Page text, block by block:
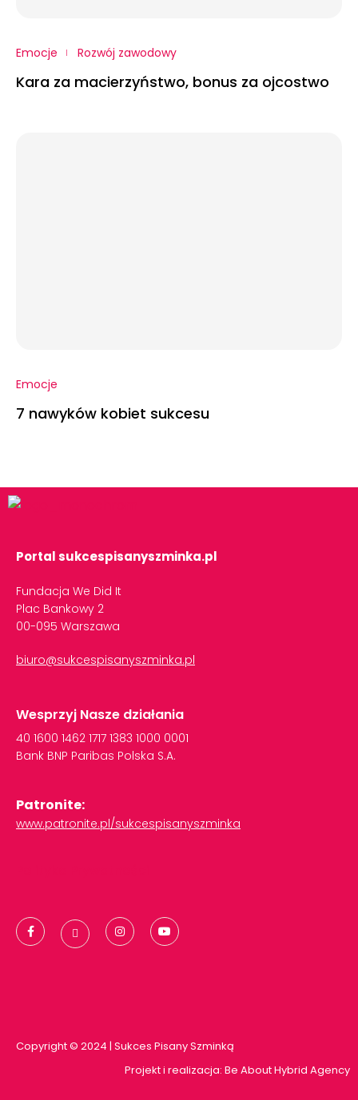
Emocje Rozwój zawodowy
Kara za macierzyństwo, bonus za ojcostwo
Emocje
7 nawyków kobiet sukcesu
Portal sukcespisanyszminka.pl
Fundacja We Did It
Plac Bankowy 2
00-095 Warszawa
biuro@sukcespisanyszminka.pl
Wesprzyj Nasze działania
40 1600 1462 1717 1383 1000 0001
Bank BNP Paribas Polska S.A.
Patronite:
www.patronite.pl/sukcespisanyszminka
Copyright © 2024 | Sukces Pisany Szminką
Projekt i realizacja: Be About Hybrid Agency